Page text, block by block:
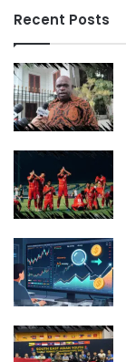
Recent Posts